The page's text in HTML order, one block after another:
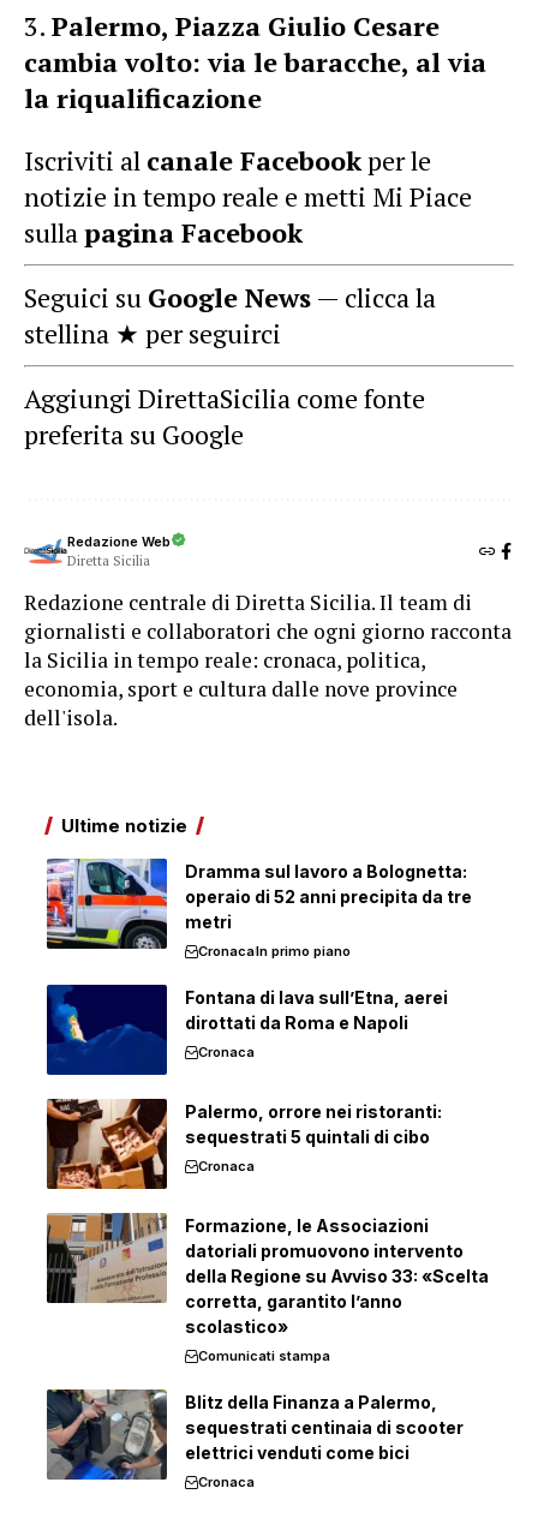
Palermo, Piazza Giulio Cesare
cambia volto: via le baracche, al via
la riqualificazione
Iscriviti al canale Facebookper le
notizie in tempo reale e metti Mi Piace
sullapagina Facebook
Seguici su Google News — clicca la
stellina ★ per seguirci
Aggiungi DirettaSicilia come fonte
preferita su Google
Redazione Web
Diretta Sicilia
Redazione centrale di Diretta Sicilia. Il team di
giornalisti e collaboratori che ogni giorno racconta
la Sicilia in tempo reale: cronaca, politica,
economia, sport e cultura dalle nove province
dell'isola.
Ultime notizie
Dramma sul lavoro a Bolognetta:
operaio di 52 anni precipita da tre
metri
CronacaIn primo piano
Fontana di lava sull’Etna, aerei
dirottati da Roma e Napoli
Cronaca
Palermo, orrore nei ristoranti:
sequestrati 5 quintali di cibo
Cronaca
Formazione, le Associazioni
datoriali promuovono intervento
della Regione su Avviso 33: «Scelta
corretta, garantito l’anno
scolastico»
Comunicati stampa
Blitz della Finanza a Palermo,
sequestrati centinaia di scooter
elettrici venduti come bici
Cronaca